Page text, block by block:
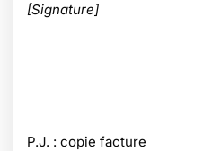
[Signature]
P.J. : copie facture